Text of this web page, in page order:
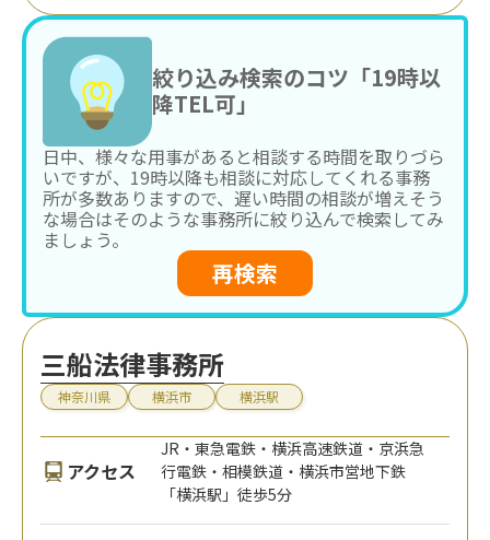
絞り込み検索のコツ「19時以
降TEL可」
日中、様々な用事があると相談する時間を取りづら
いですが、19時以降も相談に対応してくれる事務
所が多数ありますので、遅い時間の相談が増えそう
な場合はそのような事務所に絞り込んで検索してみ
ましょう。
再検索
三船法律事務所
神奈川県 横浜市 横浜駅
アクセス
JR・東急電鉄・横浜高速鉄道・京浜急
行電鉄・相模鉄道・横浜市営地下鉄
「横浜駅」徒歩5分